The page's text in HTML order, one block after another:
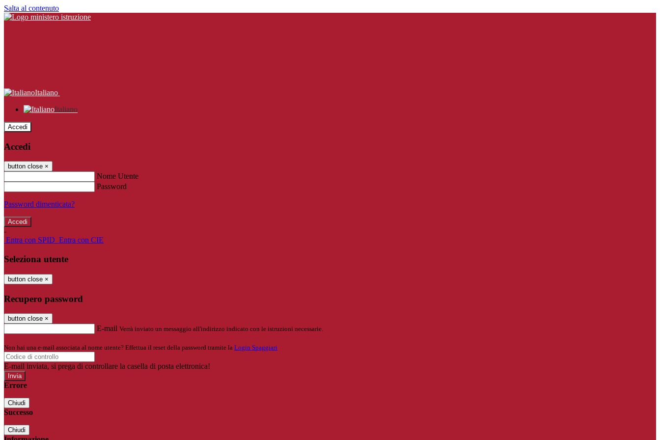
Salta al contenuto
Italiano
Italiano
Accedi
Accedi
button close ×
Nome Utente
Password
Password dimenticata?
-
Entra con SPID Entra con CIE
Seleziona utente
button close ×
Recupero password
button close ×
E-mail Verrà inviato un messaggio all'indirizzo indicato con le istruzioni necessarie.
Non hai una e-mail associata al nome utente? Effettua il reset della password tramite la Login Spaggiari
E-mail inviata, si prega di controllare la casella di posta elettronica!
Errore
Chiudi
Successo
Chiudi